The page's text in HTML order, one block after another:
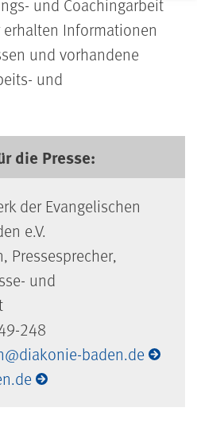
und Coachingarbeit
Informationen
und vorhandene
und
die Presse:
der Evangelischen
e.V.
Pressesprecher,
und
248
baden.de